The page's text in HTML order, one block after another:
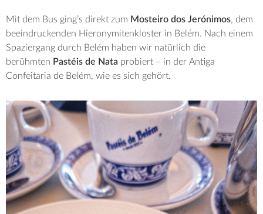
Mit dem Bus ging’s direkt zum Mosteiro dos Jerónimos, dem
beeindruckenden Hieronymitenkloster in Belém. Nach einem
Spaziergang durch Belém haben wir natürlich die
berühmten Pastéis de Nata probiert – in der Antiga
Confeitaria de Belém, wie es sich gehört.